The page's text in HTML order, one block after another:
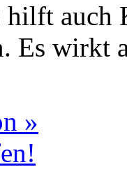
hilft auch
Es wirkt
»